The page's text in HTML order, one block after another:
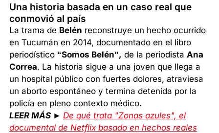
Una historia basada en un caso real que
conmovió al país
La trama de Belén reconstruye un hecho ocurrido
en Tucumán en 2014, documentado en el libro
periodístico “Somos Belén”, de la periodista Ana
Correa. La historia sigue a una joven que llega a
un hospital público con fuertes dolores, atraviesa
un aborto espontáneo y termina detenida por la
policía en pleno contexto médico.
LEER MÁS ► De qué trata "Zonas azules", el
documental de Netflix basado en hechos reales